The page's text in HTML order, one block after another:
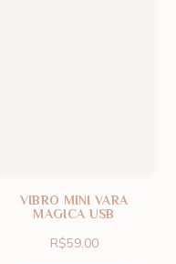
VIBRO MINI VARA
MAGICA USB
R$59.00